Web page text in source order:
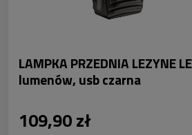
LAMPKA PRZEDNIA LEZYNE
lumenów, usb czarna
109,90 zł